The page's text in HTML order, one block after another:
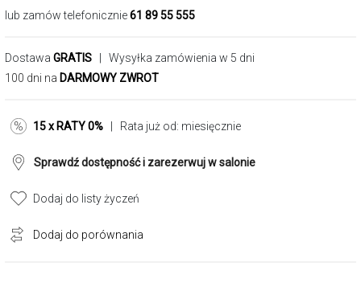
lub zamów telefonicznie61 89 55 555
Dostawa GRATIS | Wysyłka zamówienia w 5 dni
100 dni na DARMOWY ZWROT
15 x RATY 0% | Rata już od: miesięcznie
Sprawdź dostępność i zarezerwuj w salonie
Dodaj do listy życzeń
Dodaj do porównania